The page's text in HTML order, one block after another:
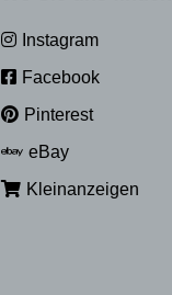
Instagram
Facebook
Pinterest
eBay
Kleinanzeigen